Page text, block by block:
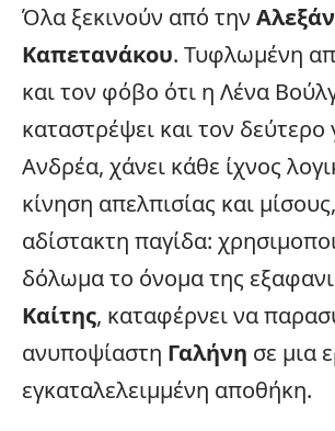
Όλα ξεκινούν από την
Καπετανάκου. Τυφλωμένη
και τον φόβο ότι η Λένα
καταστρέψει και τον δεύτερο
Ανδρέα, χάνει κάθε ίχνος
κίνηση απελπισίας και
αδίστακτη παγίδα:
δόλωμα το όνομα της
Καίτης, καταφέρνει να
ανυποψίαστη Γαλήνη σε μια
εγκαταλελειμμένη αποθήκη.